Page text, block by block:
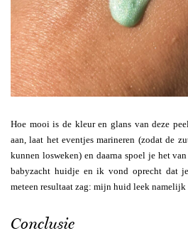
Hoe mooi is de kleur en glans van deze
aan, laat het eventjes marineren (zodat de
kunnen losweken) en daarna spoel je het
babyzacht huidje en ik vond oprecht dat
meteen resultaat zag: mijn huid leek namelijk
Conclusie